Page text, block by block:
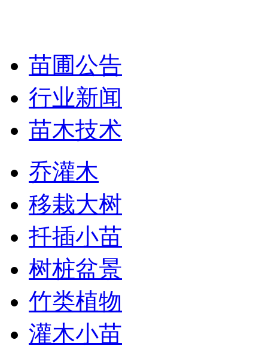
苗圃公告
行业新闻
苗木技术
乔灌木
移栽大树
扦插小苗
树桩盆景
竹类植物
灌木小苗